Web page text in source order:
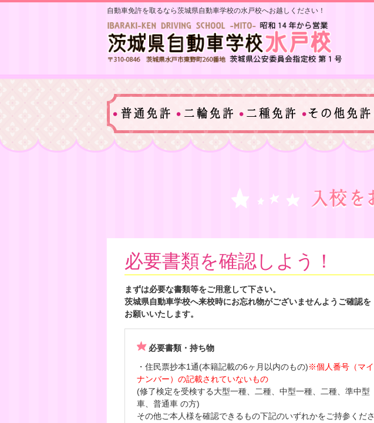
自動車免許を取るなら茨城県自動車学校の水戸校へお越しください！
必要書類を確認しよう！
まずは必要な書類等をご用意して下さい。
茨城県自動車学校へ来校時にお忘れ物がございませんようご確認を
お願いいたします。
必要書類・持ち物
・住民票抄本1通(本籍記載の6ヶ月以内のもの)※個人番号（マイ
ナンバー）の記載されていないもの
(修了検定を受検する大型一種、二種、中型一種、二種、準中型
車、普通車 の方)
その他ご本人様を確認できるもの下記のいずれかをご持参くださ